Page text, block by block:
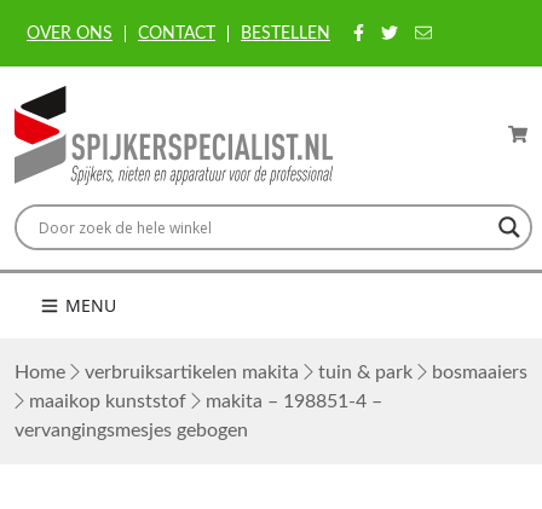
OVER ONS CONTACT BESTELLEN
MENU
Home verbruiksartikelen makita tuin & park
bosmaaiers
maaikop kunststof
makita – 198851-4 –
vervangingsmesjes gebogen